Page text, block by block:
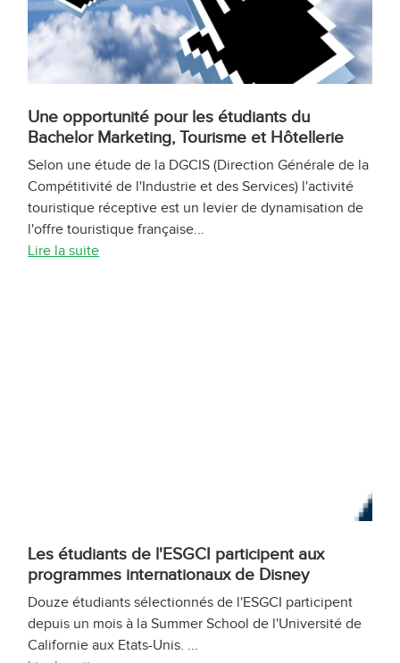
Une opportunité pour les étudiants du
Bachelor Marketing, Tourisme et Hôtellerie
Selon une étude de la DGCIS (Direction Générale de la
Compétitivité de l'Industrie et des Services) l'activité
touristique réceptive est un levier de dynamisation de
l'offre touristique française...
Lire la suite
Les étudiants de l'ESGCI participent aux
programmes internationaux de Disney
Douze étudiants sélectionnés de l'ESGCI participent
depuis un mois à la Summer School de l'Université de
Californie aux Etats-Unis. ...